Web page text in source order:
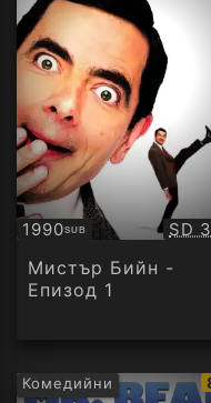
1990SUB
Субтитри SD
Мистър Бийн -
Епизод 1
Комедийни